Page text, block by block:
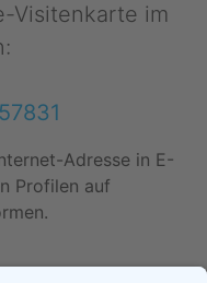
Visitenkarte im
Adresse in E-
Profilen auf